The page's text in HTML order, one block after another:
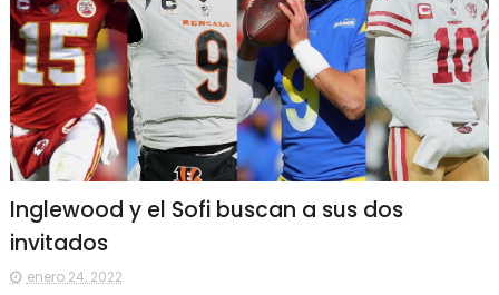
Inglewood y el Sofi buscan a sus dos
invitados
enero 24, 2022